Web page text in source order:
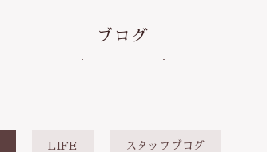
ブログ
LIFE スタッフブログ